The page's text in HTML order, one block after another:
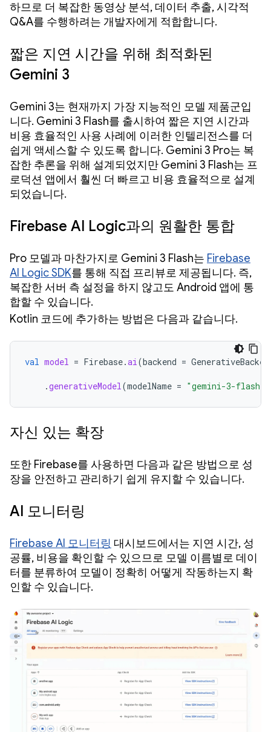
하므로 더 복잡한 동영상 분석, 데이터 추출, 시각적
Q&A를 수행하려는 개발자에게 적합합니다.
짧은 지연 시간을 위해 최적화된
Gemini 3
Gemini 3는 현재까지 가장 지능적인 모델 제품군입
니다. Gemini 3 Flash를 출시하여 짧은 지연 시간과
비용 효율적인 사용 사례에 이러한 인텔리전스를 더
쉽게 액세스할 수 있도록 합니다. Gemini 3 Pro는 복
잡한 추론을 위해 설계되었지만 Gemini 3 Flash는 프
로덕션 앱에서 훨씬 더 빠르고 비용 효율적으로 설계
되었습니다.
Firebase AI Logic과의 원활한 통합
Pro 모델과 마찬가지로 Gemini 3 Flash는 Firebase
AI Logic SDK를 통해 직접 프리뷰로 제공됩니다. 즉,
복잡한 서버 측 설정을 하지 않고도 Android 앱에 통
합할 수 있습니다.
Kotlin 코드에 추가하는 방법은 다음과 같습니다.
val model = Firebase.ai(backend =
.generativeModel(modelName = "gemini-3-flash-
자신 있는 확장
또한 Firebase를 사용하면 다음과 같은 방법으로 성
장을 안전하고 관리하기 쉽게 유지할 수 있습니다.
AI 모니터링
Firebase AI 모니터링 대시보드에서는 지연 시간, 성
공률, 비용을 확인할 수 있으므로 모델 이름별로 데이
터를 분류하여 모델이 정확히 어떻게 작동하는지 확
인할 수 있습니다.